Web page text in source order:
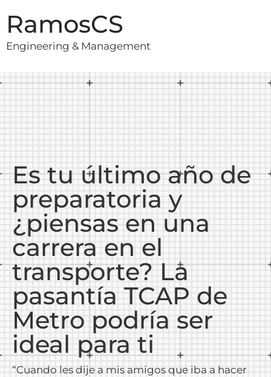
RamosCS
Engineering & Management
Es tu último año de
preparatoria y
¿piensas en una
carrera en el
transporte? La
pasantía TCAP de
Metro podría ser
ideal para ti
“Cuando les dije a mis amigos que iba a hacer